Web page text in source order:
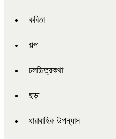
কবিতা
গল্প
চলচ্চিত্রকথা
ছড়া
ধারাবাহিক উপন্যাস